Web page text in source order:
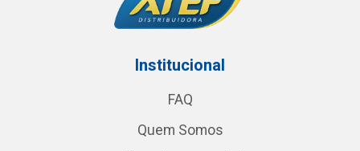
Institucional
FAQ
Quem Somos